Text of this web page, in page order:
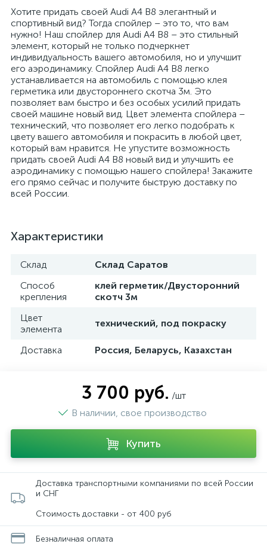
Хотите придать своей Audi A4 B8 элегантный и
спортивный вид? Тогда спойлер – это то, что вам
нужно! Наш спойлер для Audi A4 B8 – это стильный
элемент, который не только подчеркнет
индивидуальность вашего автомобиля, но и улучшит
его аэродинамику. Спойлер Audi A4 B8 легко
устанавливается на автомобиль с помощью клея
герметика или двустороннего скотча 3м. Это
позволяет вам быстро и без особых усилий придать
своей машине новый вид. Цвет элемента спойлера –
технический, что позволяет его легко подобрать к
цвету вашего автомобиля и покрасить в любой цвет,
который вам нравится. Не упустите возможность
придать своей Audi A4 B8 новый вид и улучшить ее
аэродинамику с помощью нашего спойлера! Закажите
его прямо сейчас и получите быструю доставку по
всей России.
Характеристики
Склад
Склад Саратов
Способ
крепления
клей герметик/Двусторонний
скотч 3м
Цвет
элемента
технический, под покраску
Доставка Россия, Беларусь, Казахстан
3 700 руб. /шт
В наличии, свое производство
Купить
Доставка транспортными компаниями по всей России
и СНГ
Стоимость доставки - от 400 руб
Безналичная оплата